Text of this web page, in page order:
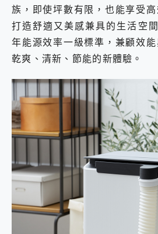
族，即使坪數有限，也能享受
打造舒適又美感兼具的生活空
年能源效率一級標準，兼顧效
乾爽、清新、節能的新體驗。